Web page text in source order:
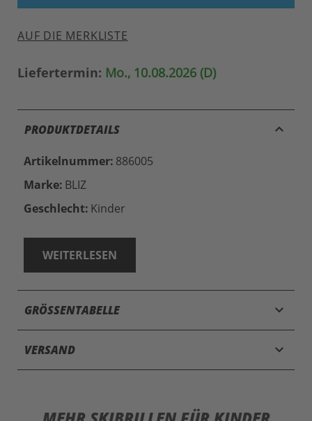
AUF DIE MERKLISTE
Liefertermin: Mo., 10.08.2026 (D)
PRODUKTDETAILS keyboard_arrow_up
Artikelnummer: 886005
Marke: BLIZ
Geschlecht: Kinder
WEITERLESEN
GRÖSSENTABELLE keyboard_arrow_down
VERSAND keyboard_arrow_down